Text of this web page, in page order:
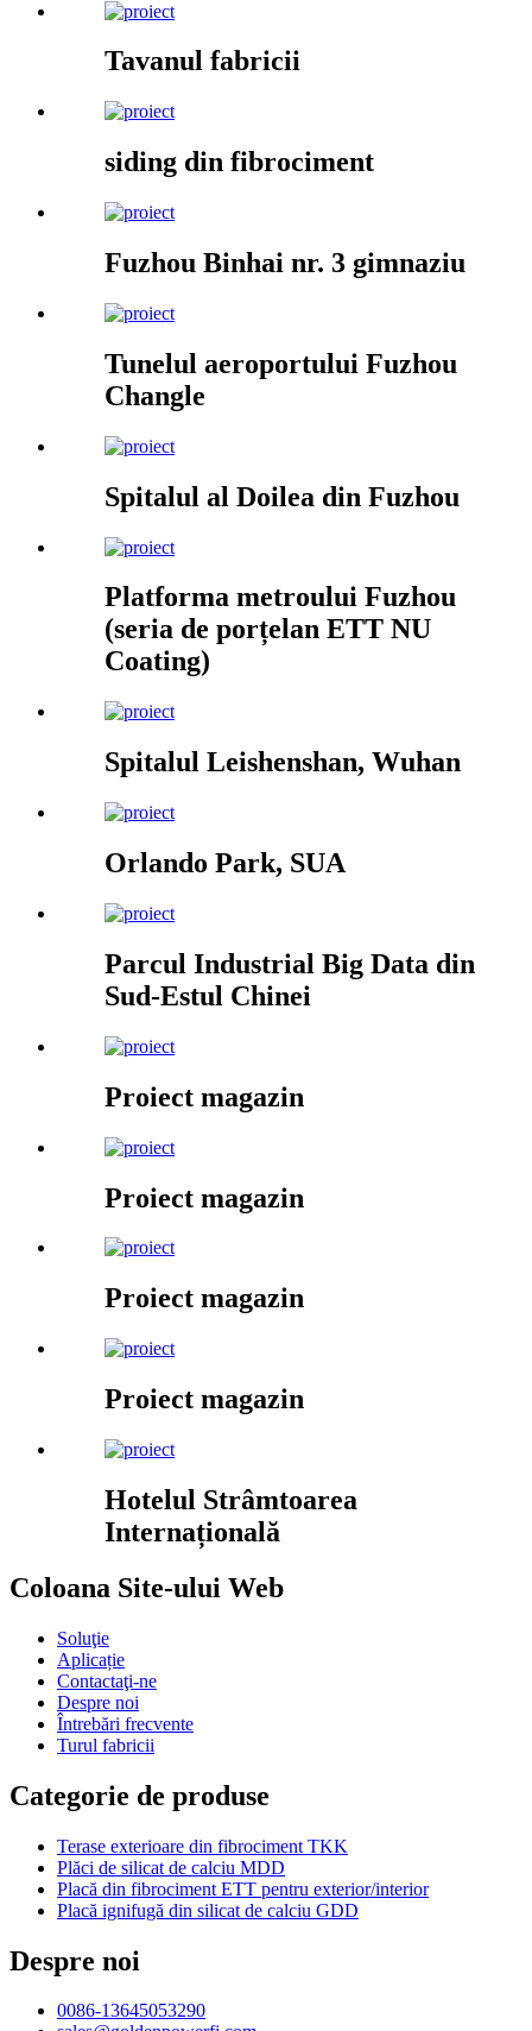
Tavanul fabricii
siding din fibrociment
Fuzhou Binhai nr. 3 gimnaziu
Tunelul aeroportului Fuzhou
Changle
Spitalul al Doilea din Fuzhou
Platforma metroului Fuzhou
(seria de porțelan ETT NU
Coating)
Spitalul Leishenshan, Wuhan
Orlando Park, SUA
Parcul Industrial Big Data din
Sud-Estul Chinei
Proiect magazin
Proiect magazin
Proiect magazin
Proiect magazin
Hotelul Strâmtoarea
Internațională
Coloana Site-ului Web
Soluţie
Aplicație
Contactaţi-ne
Despre noi
Întrebări frecvente
Turul fabricii
Categorie de produse
Terase exterioare din fibrociment TKK
Plăci de silicat de calciu MDD
Placă din fibrociment ETT pentru exterior/interior
Placă ignifugă din silicat de calciu GDD
Despre noi
0086-13645053290